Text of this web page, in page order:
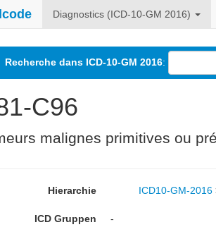
Diagnostics (ICD-10-GM 2016)
Recherche dans ICD-10-GM 2016:
C96
malignes primitives ou
Hierarchie ICD10-GM-2016
ICD Gruppen -